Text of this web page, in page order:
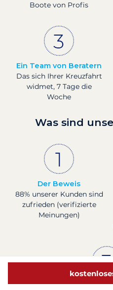
Boote von Profis
Ein Team von Beratern
Das sich Ihrer Kreuzfahrt
widmet, 7 Tage die
Woche
Was sind
Der Beweis
88% unserer Kunden sind
zufrieden (verifizierte
Meinungen)
Sichere